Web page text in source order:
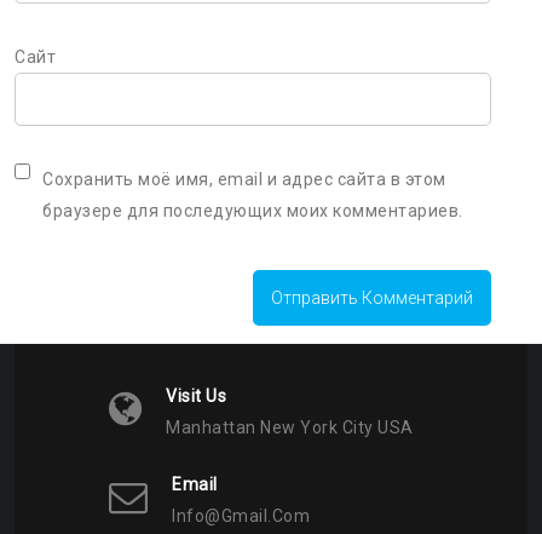
Сайт
Сохранить моё имя, email и адрес сайта в этом
браузере для последующих моих комментариев.
Visit Us
Manhattan New York City USA
Email
Info@gmail.com